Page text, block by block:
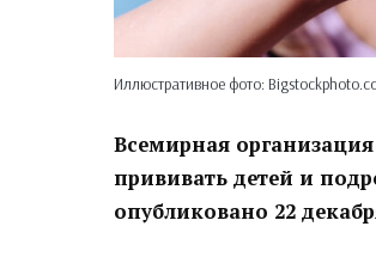
Иллюстративное фото:
Всемирная
прививать детей и
опубликовано 22